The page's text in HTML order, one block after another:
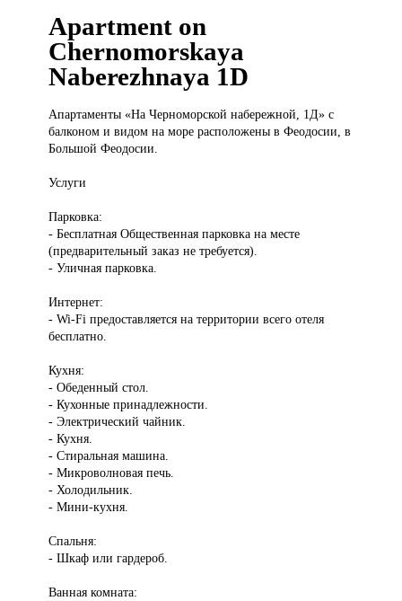
Apartment on
Chernomorskaya
Naberezhnaya 1D
Апартаменты «НаЧерноморской набережной, 1Д» с
балконом и видом на море расположены в Феодосии, в
Большой Феодосии.
Услуги
Парковка:
- Бесплатная Общественная парковка на месте
(предварительный заказ не требуется).
- Уличная парковка.
Интернет:
- Wi-Fi предоставляется на территории всего отеля
бесплатно.
Кухня:
- Обеденный стол.
- Кухонные принадлежности.
- Электрический чайник.
- Кухня.
- Стиральная машина.
- Микроволновая печь.
- Холодильник.
- Мини-кухня.
Спальня:
- Шкаф или гардероб.
Ванная комната: